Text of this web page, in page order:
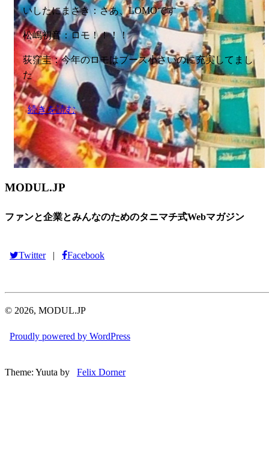
いしたにまさき：さあ、LOMOです
松嶋初音：ロモ！！！！
荻窪圭：今年のロモはブース小さいのに充実してまし
た
続きを読む
MODUL.JP
ファンと企業とみんなのためのタニマチ式Webマガジン
Twitter | Facebook
© 2026, MODUL.JP
Proudly powered by WordPress
Theme: Yuuta by Felix Dorner